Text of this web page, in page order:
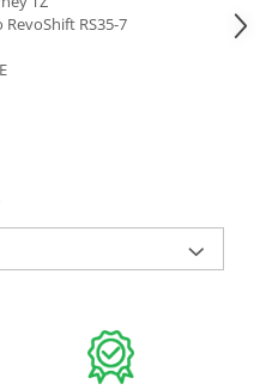
RS35-7